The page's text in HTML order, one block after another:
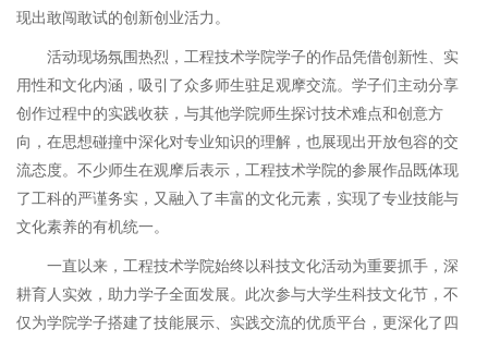
现出敢闯敢试的创新创业活力。
活动现场氛围热烈，工程技术学院学子的作品凭借创新性、实
用性和文化内涵，吸引了众多师生驻足观摩交流。学子们主动分享
创作过程中的实践收获，与其他学院师生探讨技术难点和创意方
向，在思想碰撞中深化对专业知识的理解，也展现出开放包容的交
流态度。不少师生在观摩后表示，工程技术学院的参展作品既体现
了工科的严谨务实，又融入了丰富的文化元素，实现了专业技能与
文化素养的有机统一。
一直以来，工程技术学院始终以科技文化活动为重要抓手，深
耕育人实效，助力学子全面发展。此次参与大学生科技文化节，不
仅为学院学子搭建了技能展示、实践交流的优质平台，更深化了四